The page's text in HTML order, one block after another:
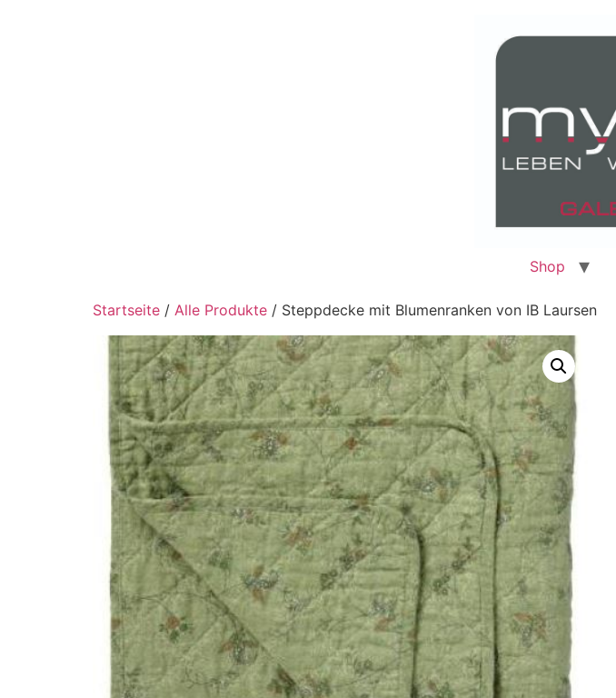
Shop
Startseite / Alle Produkte / Steppdecke mit Blumenranken von IB Laursen